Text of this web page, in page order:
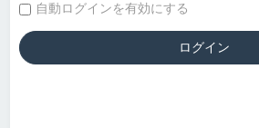
自動ログインを有効にする